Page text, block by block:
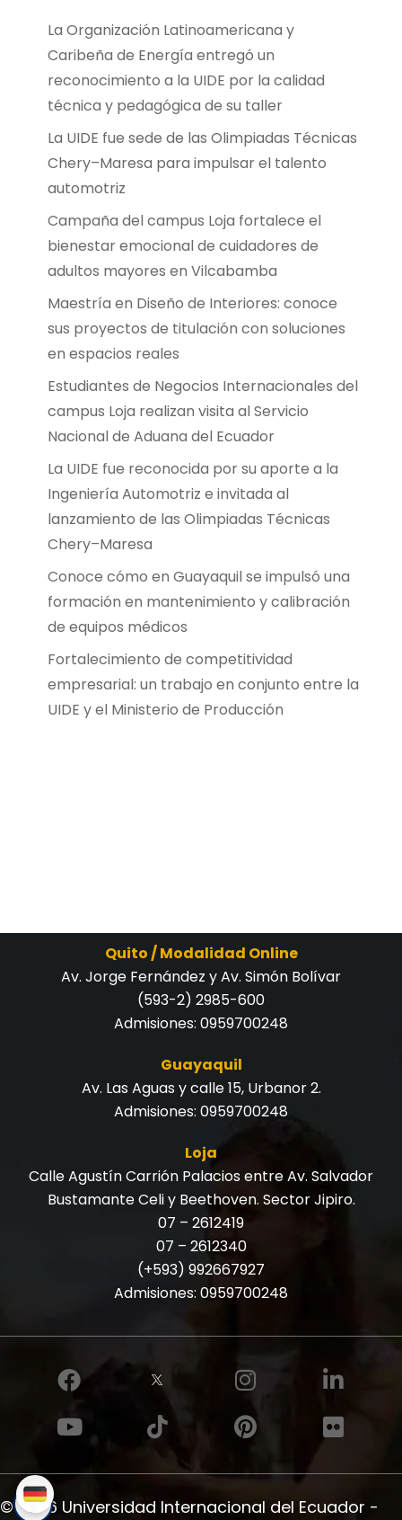
La Organización Latinoamericana y
Caribeña de Energía entregó un
reconocimiento a la UIDE por la calidad
técnica y pedagógica de su taller
La UIDE fue sede de las Olimpiadas Técnicas
Chery–Maresa para impulsar el talento
automotriz
Campaña del campus Loja fortalece el
bienestar emocional de cuidadores de
adultos mayores en Vilcabamba
Maestría en Diseño de Interiores: conoce
sus proyectos de titulación con soluciones
en espacios reales
Estudiantes de Negocios Internacionales del
campus Loja realizan visita al Servicio
Nacional de Aduana del Ecuador
La UIDE fue reconocida por su aporte a la
Ingeniería Automotriz e invitada al
lanzamiento de las Olimpiadas Técnicas
Chery–Maresa
Conoce cómo en Guayaquil se impulsó una
formación en mantenimiento y calibración
de equipos médicos
Fortalecimiento de competitividad
empresarial: un trabajo en conjunto entre la
UIDE y el Ministerio de Producción
Quito / Modalidad Online
Av. Jorge Fernández y Av. Simón Bolívar
(593-2) 2985-600
Admisiones: 0959700248
Guayaquil
Av. Las Aguas y calle 15, Urbanor 2.
Admisiones: 0959700248
Loja
Calle Agustín Carrión Palacios entre Av. Salvador
Bustamante Celi y Beethoven. Sector Jipiro.
07 – 2612419
07 – 2612340
(+593) 992667927
Admisiones: 0959700248
© 2026 Universidad Internacional del Ecuador -